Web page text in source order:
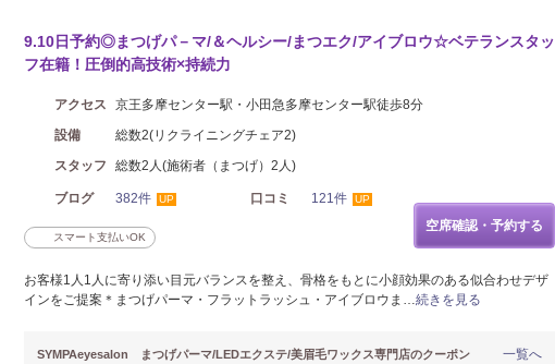
9.10日予約◎まつげパ－マ/＆ヘルシー/まつエク/アイブロウ☆ベテランスタッ
フ在籍！圧倒的高技術×持続力
アクセス
京王多摩センター駅・小田急多摩センター駅徒歩8分
設備
総数2(リクライニングチェア2)
スタッフ
総数2人(施術者（まつげ）2人)
ブログ 382件 UP 口コミ 121件 UP
スマート支払いOK
空席確認・予約する
お客様1人1人に寄り添い目元バランスを整え、骨格をもとに小顔効果のある似合わせデザ
インをご提案＊まつげパーマ・フラットラッシュ・アイブロウま…続きを見る
一覧へ
SYMPAeyesalon まつげパーマ/LEDエクステ/美眉毛ワックス専門店のクーポン